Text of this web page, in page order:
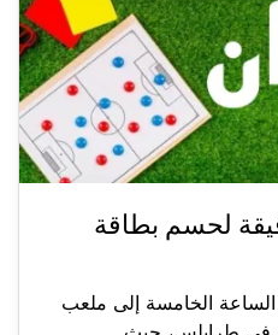
الشمال 90 دقيقة لحسم بطاقة
الساعة الخامسة إلى ملعب